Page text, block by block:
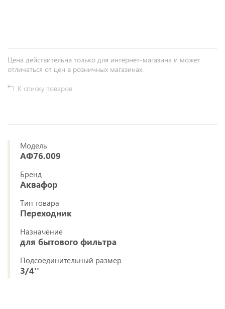
Цена действительна только для интернет-магазина и может
отличаться от цен в розничных магазинах.
К списку товаров
Модель
АФ76.009
Бренд
Аквафор
Тип товара
Переходник
Назначение
для бытового фильтра
Подсоединительный размер
3/4''